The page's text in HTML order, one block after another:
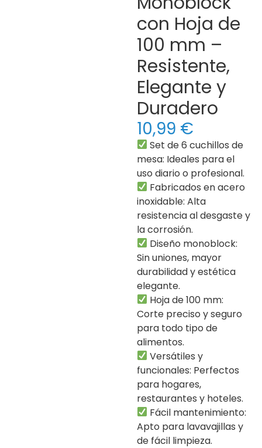
con Hoja de
100 mm –
Resistente,
Elegante y
Duradero
10,99 €
Set de 6 cuchillos de
mesa: Ideales para el
uso diario o profesional.
Fabricados en acero
inoxidable: Alta
resistencia al desgaste y
la corrosión.
Diseño monoblock:
Sin uniones, mayor
durabilidad y estética
elegante.
Hoja de 100 mm:
Corte preciso y seguro
para todo tipo de
alimentos.
Versátiles y
funcionales: Perfectos
para hogares,
restaurantes y hoteles.
Fácil mantenimiento:
Apto para lavavajillas y
de fácil limpieza.